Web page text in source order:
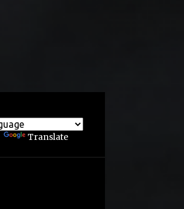
Translate